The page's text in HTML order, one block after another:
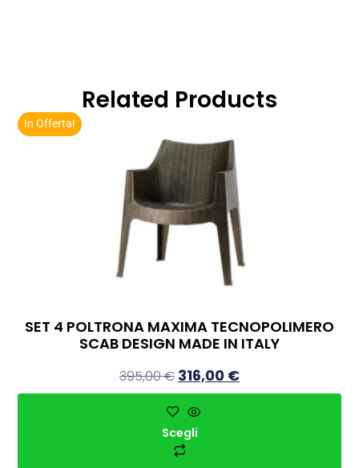
Related Products
In Offerta!
SET 4 POLTRONA MAXIMA TECNOPOLIMERO
SCAB DESIGN MADE IN ITALY
395,00€ 316,00 €
Scegli